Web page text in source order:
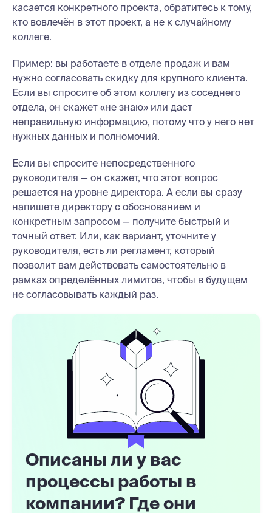
касается конкретного проекта, обратитесь к тому,
кто вовлечён в этот проект, а не к случайному
коллеге.
Пример: вы работаете в отделе продаж и вам
нужно согласовать скидку для крупного клиента.
Если вы спросите об этом коллегу из соседнего
отдела, он скажет «не знаю» или даст
неправильную информацию, потому что у него нет
нужных данных и полномочий.
Если вы спросите непосредственного
руководителя — он скажет, что этот вопрос
решается на уровне директора. А если вы сразу
напишете директору с обоснованием и
конкретным запросом — получите быстрый и
точный ответ. Или, как вариант, уточните у
руководителя, есть ли регламент, который
позволит вам действовать самостоятельно в
рамках определённых лимитов, чтобы в будущем
не согласовывать каждый раз.
Описаны ли у вас
процессы работы в
компании? Где они